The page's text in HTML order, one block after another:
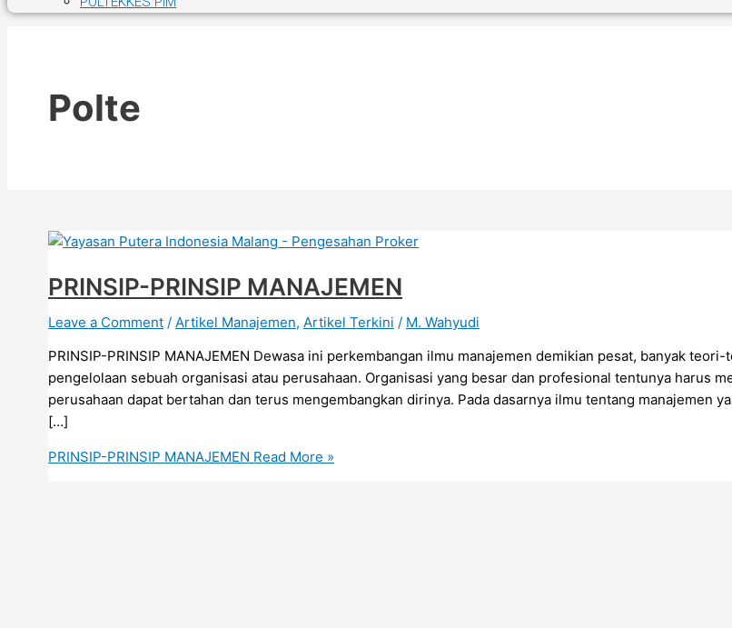
Polte
PRINSIP-PRINSIP MANAJEMEN
Leave a Comment / Artikel Manajemen, Artikel Terkini / M. Wahyudi
PRINSIP-PRINSIP MANAJEMEN Dewasa ini perkembangan ilmu manajemen demikian pesat, banyak
pengelolaan sebuah organisasi atau perusahaan. Organisasi yang besar dan profesional tentunya harus
perusahaan dapat bertahan dan terus mengembangkan dirinya. Pada dasarnya ilmu tentang manajemen
[…]
PRINSIP-PRINSIP MANAJEMEN Read More »